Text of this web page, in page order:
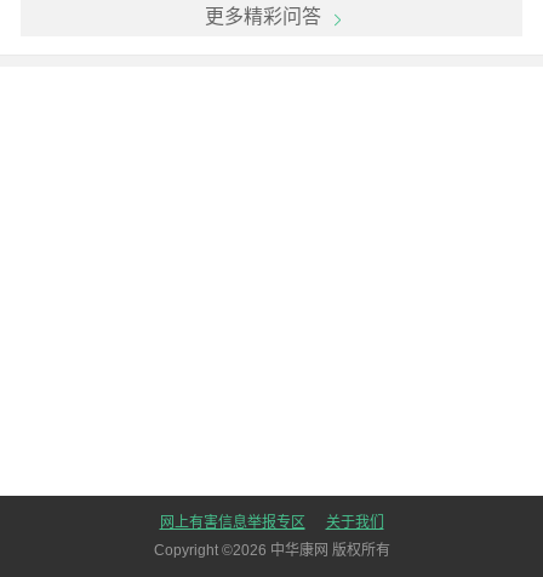
更多精彩问答
网上有害信息举报专区
关于我们
Copyright ©2026 中华康网 版权所有